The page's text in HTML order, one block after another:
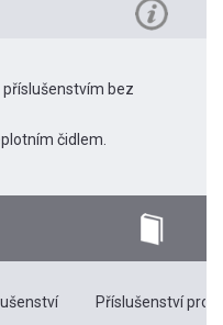
příslušenstvím bez
čidlem.
Příslušenství pro